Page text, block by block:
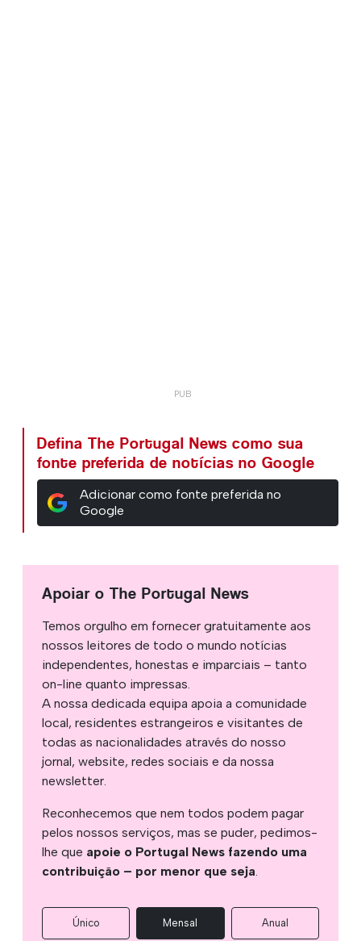
Defina The Portugal News como sua
fonte preferida de notícias no Google
Adicionar como fonte preferida no
Google
Apoiar o The Portugal News
Temos orgulho em fornecer gratuitamente aos
nossos leitores de todo o mundo notícias
independentes, honestas e imparciais – tanto
on-line quanto impressas.
A nossa dedicada equipa apoia a comunidade
local, residentes estrangeiros e visitantes de
todas as nacionalidades através do nosso
jornal, website, redes sociais e da nossa
newsletter.
Reconhecemos que nem todos podem pagar
pelos nossos serviços, mas se puder, pedimos-
lhe que apoie o Portugal News fazendo uma
contribuição – por menor que seja.
Único Mensal Anual